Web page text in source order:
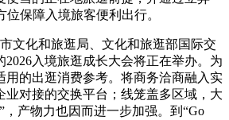
保障入境旅客便利出行。
化和旅逛局、文化和旅逛部国际交
入境旅逛成长大会将正在举办。为
用的出逛消费参考。将商务洽商融入实
业对接的交换平台；线笼盖多区域，大
，产物力也因而进一步加强。到“Go